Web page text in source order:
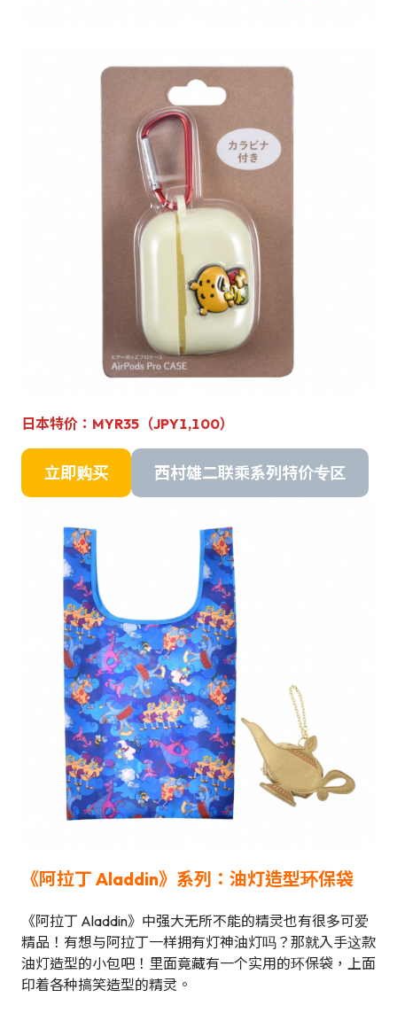
日本特价：MYR35（JPY1,100）
立即购买 西村雄二联乘系列特价专区
《阿拉丁 Aladdin》系列：油灯造型环保袋
《阿拉丁 Aladdin》中强大无所不能的精灵也有很多可爱
精品！有想与阿拉丁一样拥有灯神油灯吗？那就入手这款
油灯造型的小包吧！里面竟藏有一个实用的环保袋，上面
印着各种搞笑造型的精灵。